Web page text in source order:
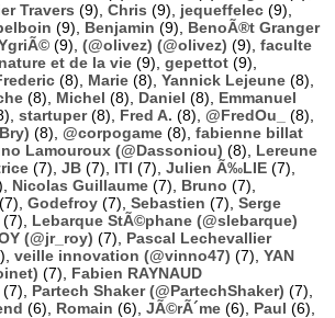
Travers (9), Chris (9), jequeffelec (9),
(9), Benjamin (9), BenoÃ®t Granger
(9), (@olivez) (@olivez) (9), faculte
et de la vie (9), gepettot (9),
(8), Marie (8), Yannick Lejeune (8),
(8), Michel (8), Daniel (8), Emmanuel
startuper(8), Fred A. (8), @FredOu_
(8),
(8), @corpogame (8), fabienne billat
Lamouroux (@Dassoniou) (8), Lereune
(7), JB (7), ITI (7), Julien Ã‰LIE (7),
Nicolas Guillaume (7), Bruno (7),
(7), Godefroy (7), Sebastien (7), Serge
(7), Lebarque StÃ©phane (@slebarque)
(@jr_roy) (7), Pascal Lechevallier
veille innovation (@vinno47) (7), YAN
(7), Fabien RAYNAUD
(7), Partech Shaker (@PartechShaker) (7),
(6), Romain (6), JÃ©rÃ´me (6), Paul (6),